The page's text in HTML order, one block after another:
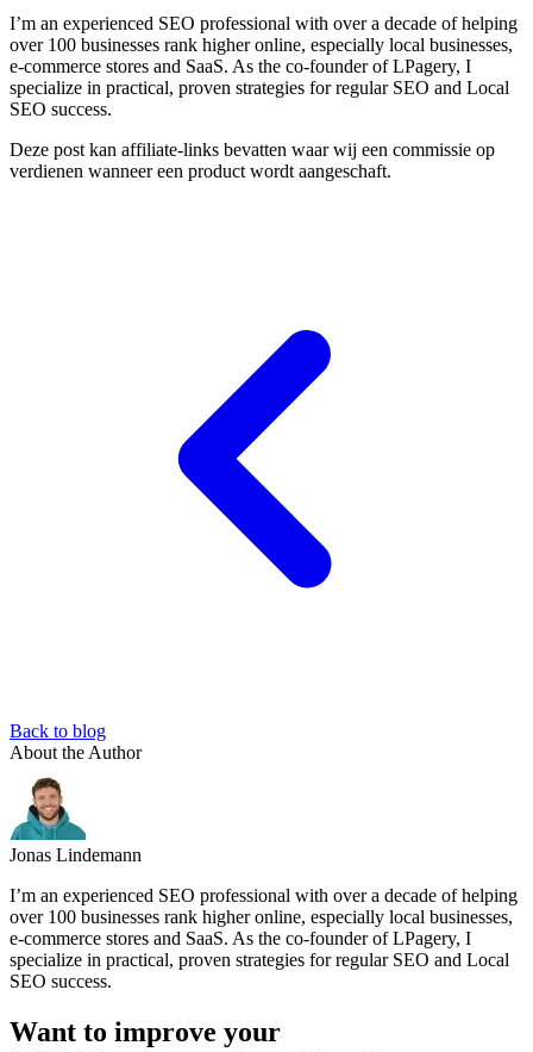
I’m an experienced SEO professional with over a decade of helping
over 100 businesses rank higher online, especially local businesses,
e-commerce stores and SaaS. As the co-founder of LPagery, I
specialize in practical, proven strategies for regular SEO and Local
SEO success.
Deze post kan affiliate-links bevatten waar wij een commissie op
verdienen wanneer een product wordt aangeschaft.
Back to blog
About the Author
Jonas Lindemann
I’m an experienced SEO professional with over a decade of helping
over 100 businesses rank higher online, especially local businesses,
e-commerce stores and SaaS. As the co-founder of LPagery, I
specialize in practical, proven strategies for regular SEO and Local
SEO success.
Want to improve your